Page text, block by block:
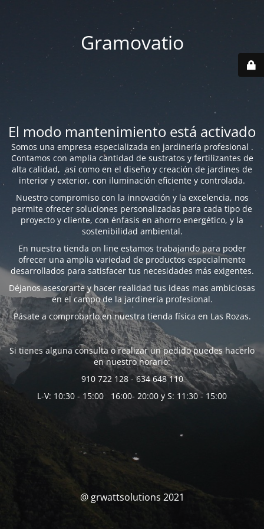
Gramovatio
El modo mantenimiento está activado
Somos una empresa especializada en jardinería profesional .
Contamos con amplia cantidad de sustratos y fertilizantes de
alta calidad, así como en el diseño y creación de jardines de
interior y exterior, con iluminación eficiente y controlada.
Nuestro compromiso con la innovación y la excelencia, nos
permite ofrecer soluciones personalizadas para cada tipo de
proyecto y cliente, con énfasis en ahorro energético, y la
sostenibilidad ambiental.
En nuestra tienda on line estamos trabajando para poder
ofrecer una amplia variedad de productos especialmente
desarrollados para satisfacer tus necesidades más exigentes.
Déjanos asesorarte y hacer realidad tus ideas mas ambiciosas
en el campo de la jardinería profesional.
Pásate a comprobarlo en nuestra tienda física en Las Rozas.
Si tienes alguna consulta o realizar un pedido puedes hacerlo
en nuestro horario:
910 722 128 - 634 648 110
L-V: 10:30 - 15:00 16:00- 20:00 y S: 11:30 - 15:00
@ grwattsolutions 2021